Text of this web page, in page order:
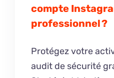
compte
professionnel ?
Protégez votre
audit de sécurité